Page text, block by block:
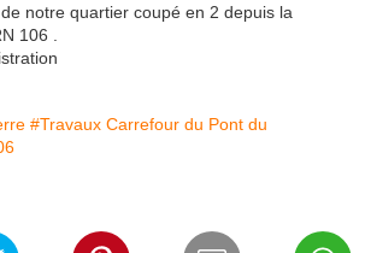
notre quartier coupé en 2 depuis la
106 .
#Travaux Carrefour du Pont du